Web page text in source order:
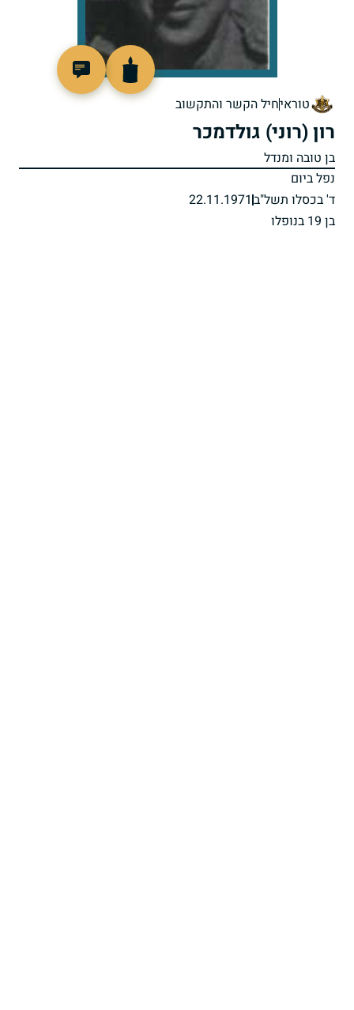
טוראיחיל הקשר והתקשוב
רון (רוני) גולדמכר
בן טובה ומנדל
נפל ביום
ד' בכסלו תשל"ב 22.11.1971
בן 19 בנופלו